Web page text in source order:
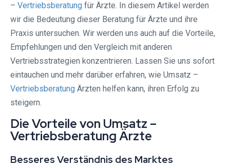
– Vertriebsberatung für Ärzte. In diesem Artikel werden
wir die Bedeutung dieser Beratung für Ärzte und ihre
Praxis untersuchen. Wir werden uns auch auf die Vorteile,
Empfehlungen und den Vergleich mit anderen
Vertriebsstrategien konzentrieren. Lassen Sie uns sofort
eintauchen und mehr darüber erfahren, wie Umsatz –
Vertriebsberatung Ärzten helfen kann, ihren Erfolg zu
steigern.
Die Vorteile von Umsatz –
Vertriebsberatung Ärzte
Besseres Verständnis des Marktes